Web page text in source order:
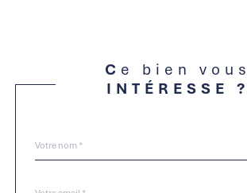
Ce bien vous
INTÉRESSE ?
par
*